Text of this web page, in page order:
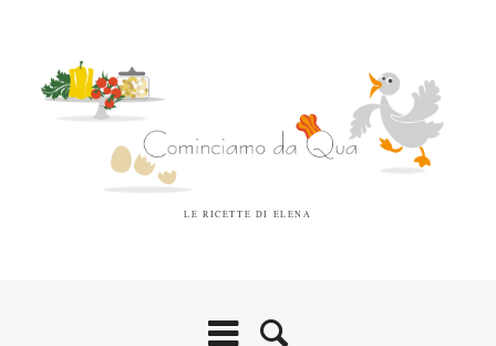
LE RICETTE DI ELENA